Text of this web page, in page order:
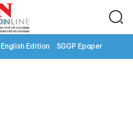
English Edition SGGP Epaper